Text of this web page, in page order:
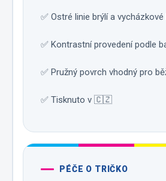
✅ Ostré linie brýlí a vycházkové
✅ Kontrastní provedení podle
✅ Pružný povrch vhodný pro
✅ Tisknuto v 🇨🇿
PÉČE O TRIČKO